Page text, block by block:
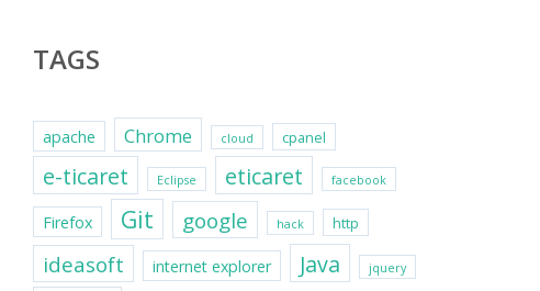
TAGS
apache Chrome cloud cpanel
e-ticaret Eclipse eticaret facebook
Firefox Git google hack http
ideasoft internet explorer Java jquery